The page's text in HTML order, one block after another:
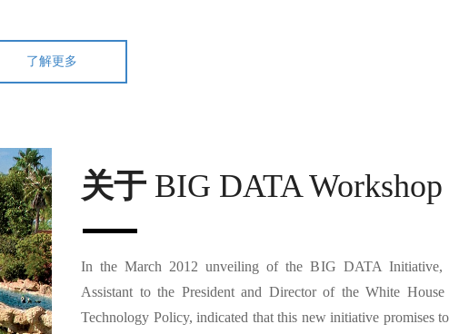
了解更多
关于 BIG DATA Workshop
In the March 2012 unveiling of the BIG DATA
Assistant to the President and Director of the White
Technology Policy, indicated that this new initiative promises